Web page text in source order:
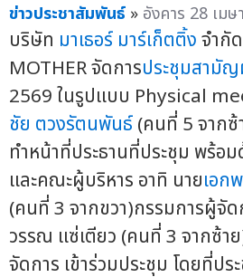
ข่าวประชาสัมพันธ์ » อังคาร 28 เม
บริษัท มาเธอร์ มาร์เก็ตติ้งจำกั
MOTHER จัดการประชุมสามั
2569 ในรูปแบบ Physical
ชัย ตวงรัตนพันธ์(คนที่ 5 จากซ้
ทำหน้าที่ประธานที่ประชุม พร้อ
และคณะผู้บริหาร อาทิ นายเอก
(คนที่ 3 จากขวา)กรรมการผู้จัด
วรรณ แซ่เตียว (คนที่ 3 จากซ้า
จัดการ เข้าร่วมประชุม โดยที่ป